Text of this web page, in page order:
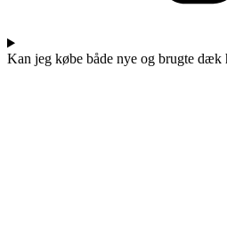
Kan jeg købe både nye og brugte dæk